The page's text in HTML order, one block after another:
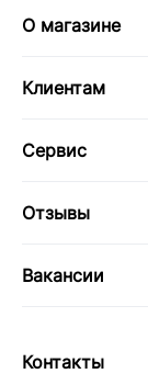
О магазине
Клиентам
Сервис
Отзывы
Вакансии
Контакты